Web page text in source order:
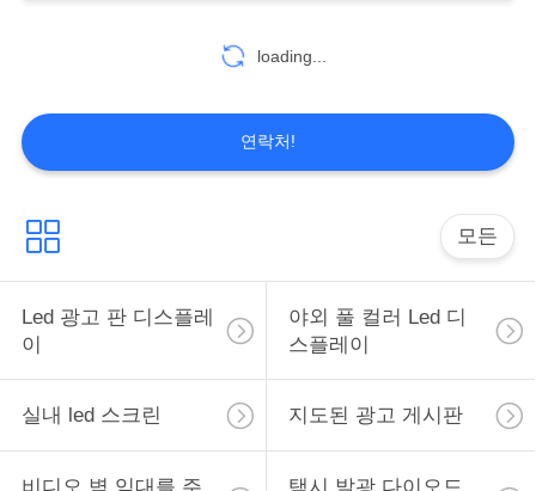
교통은 신호를 이끌
었습니다
모바일 광고 판 led
19
loading...
연락처!
모든
Led 광고 판 디스플레
이
야외 풀 컬러 Led 디
스플레이
실내 led 스크린 지도된 광고 게시판